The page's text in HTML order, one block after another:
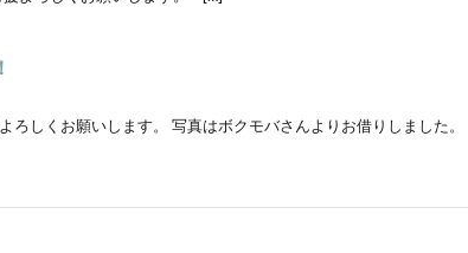
ろしくお願いします。 写真はボクモバさんよりお借りしました。